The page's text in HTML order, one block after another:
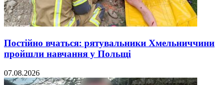
Постійно вчаться: рятувальники Хмельниччини
пройшли навчання у Польщі
07.08.2026